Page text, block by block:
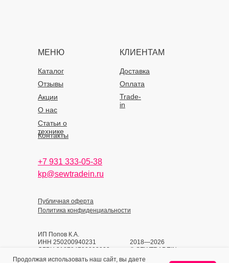
Продолжая использовать наш сайт, вы даете
МЕНЮ КЛИЕНТАМ
Каталог
О нас
Доставка
Статьи о
технике
Оплата
Отзывы
Акции
Контакты
Trade-
in
+7 931 333-05-38
kp@sewtradein.ru
ИП Попов К.А.
ИНН 250200940231
ОГРН 318784700393933
Политика конфиденциальности
Публичная оферта
2018—2026
© SEWTRADEIN